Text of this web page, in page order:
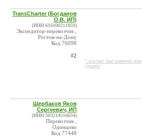
TransCharter (Богданов
О.В. ИП)
(ИНН:616100211859)
Экспедитор-перевозчик ,
Ростов-на-Дону
Код:76098
#2
* контакт был изменен или
удален
Щербаков Яков
Сергеевич, ИП
(ИНН:503214516634)
Перевозчик ,
Одинцово
Код:77448